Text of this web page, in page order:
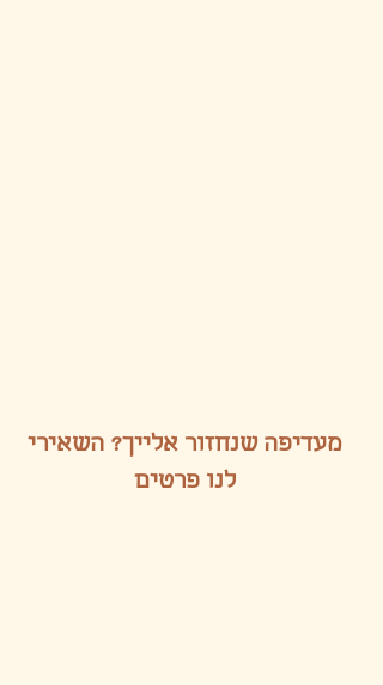
מעדיפה שנחזור אלייך? השאירי
לנו פרטים